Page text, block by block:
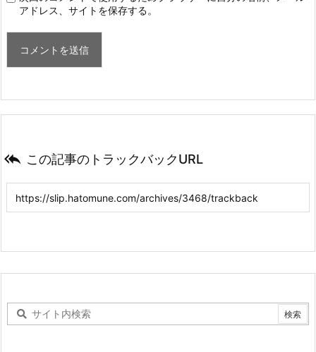
アドレス、サイトを保存する。
 この記事のトラックバックURL